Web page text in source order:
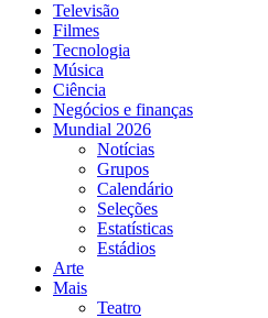
Televisão
Filmes
Tecnologia
Música
Ciência
Negócios e finanças
Mundial 2026
Notícias
Grupos
Calendário
Seleções
Estatísticas
Estádios
Arte
Mais
Teatro